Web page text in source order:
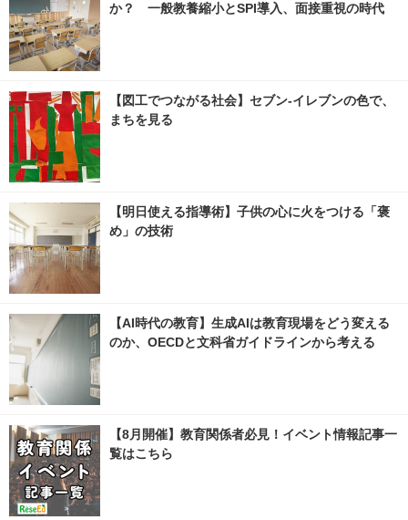
か？ 一般教養縮小とSPI導入、面接重視の時代
【図工でつながる社会】セブン‐イレブンの色で、
まちを見る
【明日使える指導術】子供の心に火をつける「褒
め」の技術
【AI時代の教育】生成AIは教育現場をどう変える
のか、OECDと文科省ガイドラインから考える
【8月開催】教育関係者必見！イベント情報記事一
覧はこちら